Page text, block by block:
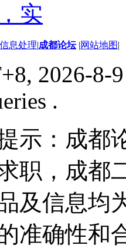
实
息处理|成都论坛 |网站地图|
2026-8-
.
示：成都
职，成都
及信息均
准确性和